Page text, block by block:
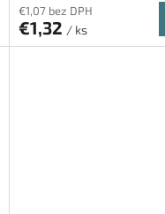
€1,07 bez DPH
€1,32 / ks